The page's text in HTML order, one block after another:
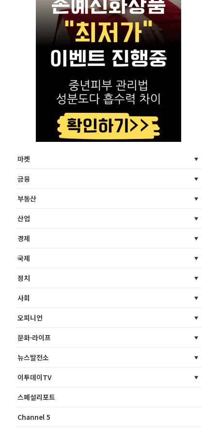
마켓
금융
부동산
산업
경제
국제
정치
사회
오피니언
문화·라이프
뉴스발전소
이투데이TV
스페셜리포트
Channel 5